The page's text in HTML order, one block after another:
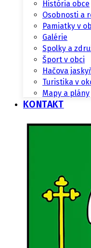
História obce
Osobnosti a
Pamiatky v
Galérie
Spolky a
Šport v obci
Hačova
Turistika v
Mapy a plány
KONTAKT